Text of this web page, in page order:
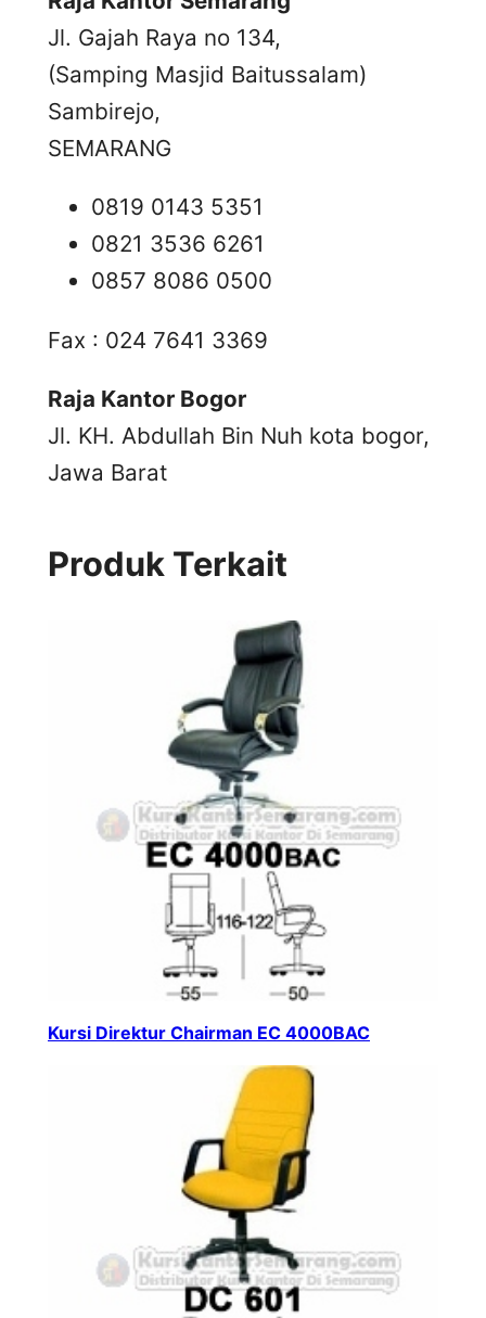
Jl. Gajah Raya no 134,
(Samping Masjid Baitussalam)
Sambirejo,
SEMARANG
0819 0143 5351
0821 3536 6261
0857 8086 0500
Fax : 024 7641 3369
Raja Kantor Bogor
Jl. KH. Abdullah Bin Nuh kota bogor,
Jawa Barat
Produk Terkait
Kursi Direktur Chairman EC 4000BAC